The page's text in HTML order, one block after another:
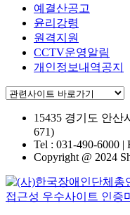
예결산공고
윤리강령
원격지원
CCTV운영알림
개인정보내역공지
15435 경기도 안산
671)
Tel : 031-490-6000 |
Copyright @ 2024